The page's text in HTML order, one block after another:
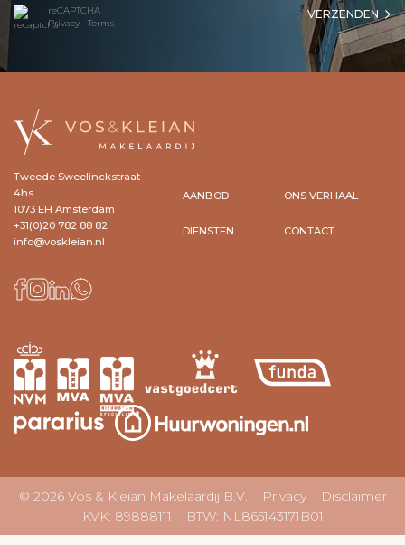
reCAPTCHA
Privacy • Terms
VERZENDEN
Tweede Sweelinckstraat
4hs
1073 EH Amsterdam
+31(0)20 782 88 82
info@voskleian.nl
AANBOD
DIENSTEN
ONS VERHAAL
CONTACT
© 2026 Vos & Kleian Makelaardij B.V. Privacy
Disclaimer
KVK: 89888111 BTW: NL865143171B01